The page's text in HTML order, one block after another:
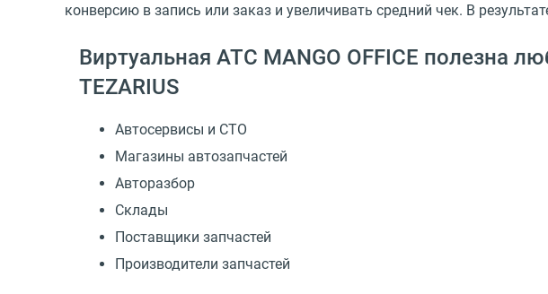
конверсию в запись или заказ и увеличивать средний чек. В
Виртуальная АТС MANGO OFFICE полезна
TEZARIUS
Автосервисы и СТО
Магазины автозапчастей
Авторазбор
Склады
Поставщики запчастей
Производители запчастей